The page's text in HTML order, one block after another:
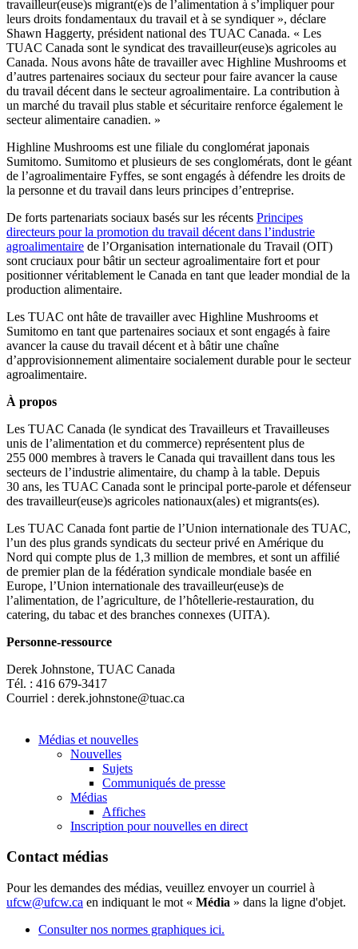
travailleur(euse)s migrant(e)s de l’alimentation à s’impliquer pour
leurs droits fondamentaux du travail et à se syndiquer », déclare
Shawn Haggerty, président national des TUAC Canada. « Les
TUAC Canada sont le syndicat des travailleur(euse)s agricoles au
Canada. Nous avons hâte de travailler avec Highline Mushrooms et
d’autres partenaires sociaux du secteur pour faire avancer la cause
du travail décent dans le secteur agroalimentaire. La contribution à
un marché du travail plus stable et sécuritaire renforce également le
secteur alimentaire canadien. »
Highline Mushrooms est une filiale du conglomérat japonais
Sumitomo. Sumitomo et plusieurs de ses conglomérats, dont le géant
de l’agroalimentaire Fyffes, se sont engagés à défendre les droits de
la personne et du travail dans leurs principes d’entreprise.
De forts partenariats sociaux basés sur les récents Principes
directeurs pour la promotion du travail décent dans l’industrie
agroalimentaire de l’Organisation internationale du Travail (OIT)
sont cruciaux pour bâtir un secteur agroalimentaire fort et pour
positionner véritablement le Canada en tant que leader mondial de la
production alimentaire.
Les TUAC ont hâte de travailler avec Highline Mushrooms et
Sumitomo en tant que partenaires sociaux et sont engagés à faire
avancer la cause du travail décent et à bâtir une chaîne
d’approvisionnement alimentaire socialement durable pour le secteur
agroalimentaire.
À propos
Les TUAC Canada (le syndicat des Travailleurs et Travailleuses
unis de l’alimentation et du commerce) représentent plus de
255 000 membres à travers le Canada qui travaillent dans tous les
secteurs de l’industrie alimentaire, du champ à la table. Depuis
30 ans, les TUAC Canada sont le principal porte-parole et défenseur
des travailleur(euse)s agricoles nationaux(ales) et migrants(es).
Les TUAC Canada font partie de l’Union internationale des TUAC,
l’un des plus grands syndicats du secteur privé en Amérique du
Nord qui compte plus de 1,3 million de membres, et sont un affilié
de premier plan de la fédération syndicale mondiale basée en
Europe, l’Union internationale des travailleur(euse)s de
l’alimentation, de l’agriculture, de l’hôtellerie-restauration, du
catering, du tabac et des branches connexes (UITA).
Personne-ressource
Derek Johnstone, TUAC Canada
Tél. : 416 679‑3417
Courriel : derek.johnstone@tuac.ca
Médias et nouvelles
Nouvelles
Sujets
Communiqués de presse
Médias
Affiches
Inscription pour nouvelles en direct
Contact médias
Pour les demandes des médias, veuillez envoyer un courriel à
ufcw@ufcw.ca en indiquant le mot « Média » dans la ligne d'objet.
Consulter nos normes graphiques ici.